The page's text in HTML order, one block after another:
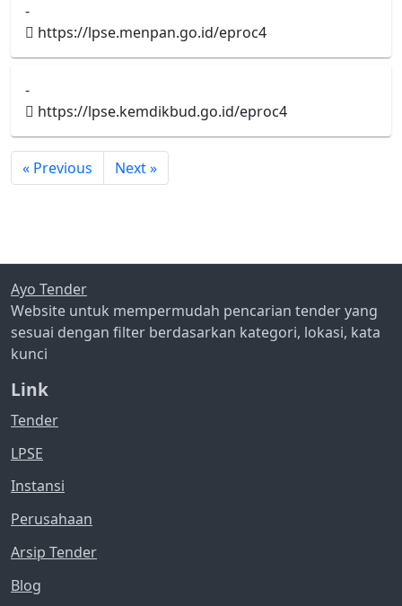
-
https://lpse.menpan.go.id/eproc4
-
https://lpse.kemdikbud.go.id/eproc4
« Previous Next »
Ayo Tender
Website untuk mempermudah pencarian tender yang
sesuai dengan filter berdasarkan kategori, lokasi, kata
kunci
Link
Tender
LPSE
Instansi
Perusahaan
Arsip Tender
Blog